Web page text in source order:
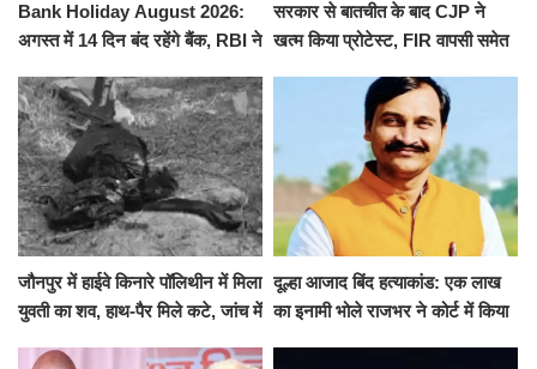
Bank Holiday August 2026:
अगस्त में 14 दिन बंद रहेंगे बैंक, RBI ने
सरकार से बातचीत के बाद CJP ने
खत्म किया प्रोटेस्ट, FIR वापसी समेत
जौनपुर में हाईवे किनारे पॉलिथीन में मिला
युवती का शव, हाथ-पैर मिले कटे, जांच में
दूल्हा आजाद बिंद हत्याकांड: एक लाख
का इनामी भोले राजभर ने कोर्ट में किया